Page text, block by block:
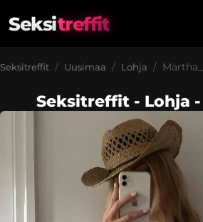
Seksitreffit
Seksitreffit Uusimaa Lohja
Seksitreffit - Lohja